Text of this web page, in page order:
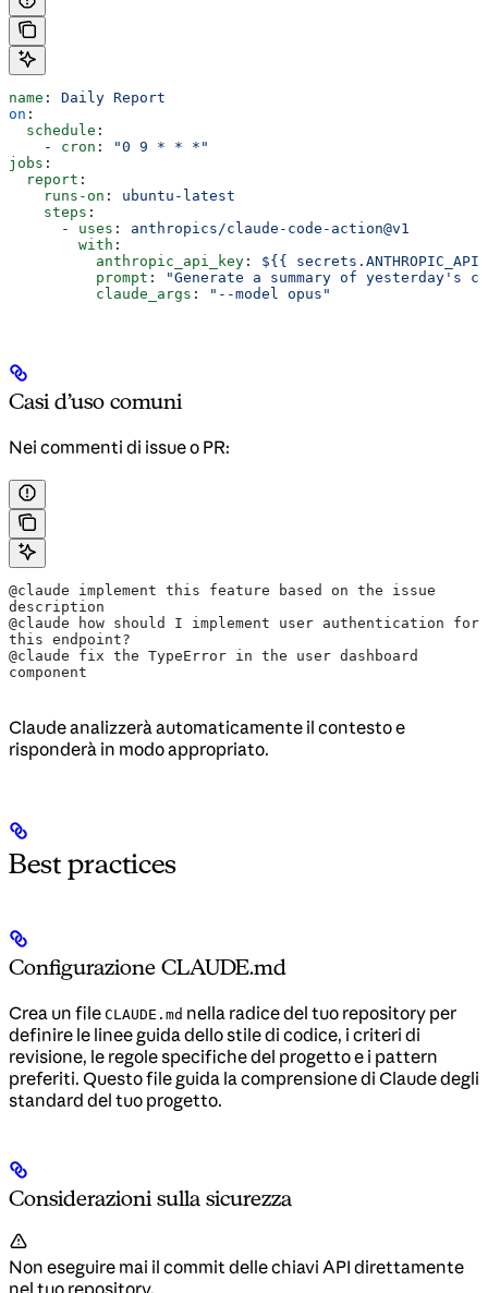
name : Daily Report
on :
  schedule
:
    -
cron :
"0 9 * * *"
jobs :
  report
:
    runs-on
: ubuntu-latest
    steps
:
      -
uses : anthropics/claude-code-action@v1
        with
:
          anthropic_api_key
: ${{
          prompt
:
"Generate a summary of yesterday's
          claude_args
: "--model opus"
Casi d’uso comuni
Nei commenti di issue o PR:
@claude implement this feature based on the issue
description
@claude how should I implement user authentication for
this endpoint?
@claude fix the TypeError in the user dashboard
component
Claude analizzerà automaticamente il contesto e
risponderà in modo appropriato.
Best practices
Configurazione CLAUDE.md
Crea un file CLAUDE.md nella radice del tuo repository per
definire le linee guida dello stile di codice, i criteri di
revisione, le regole specifiche del progetto e i pattern
preferiti. Questo file guida la comprensione di Claude degli
standard del tuo progetto.
Considerazioni sulla sicurezza
Non eseguire mai il commit delle chiavi API direttamente
nel tuo repository.